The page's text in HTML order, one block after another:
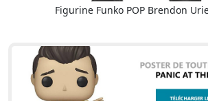
Figurine Funko POP Brendon